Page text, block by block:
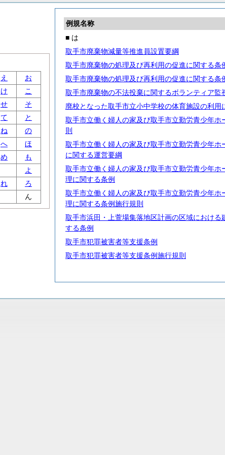
例規名称
■ は
取手市廃棄物減量等推進員設置要綱
取手市廃棄物の処理及び再利用の促進に関する条
取手市廃棄物の処理及び再利用の促進に関する条
取手市廃棄物の不法投棄に関するボランティア監
廃校となった取手市立小中学校の体育施設の利用
取手市立働く婦人の家及び取手市立勤労青少年ホ
則
取手市立働く婦人の家及び取手市立勤労青少年ホ
に関する運営要綱
取手市立働く婦人の家及び取手市立勤労青少年ホ
理に関する条例
取手市立働く婦人の家及び取手市立勤労青少年ホ
理に関する条例施行規則
取手市浜田・上萱場集落地区計画の区域における
する条例
取手市犯罪被害者等支援条例
取手市犯罪被害者等支援条例施行規則
え
お
け
こ
せ
そ
て
と
ね
の
へ
ほ
め
も
よ
れ
ろ
ん